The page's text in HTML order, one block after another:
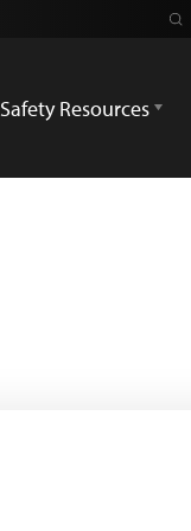
Safety Resources